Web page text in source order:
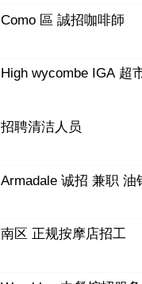
Como 區 誠招咖啡師
High wycombe IGA 超
招聘清洁人员
Armadale 诚招 兼职 油
南区 正规按摩店招工